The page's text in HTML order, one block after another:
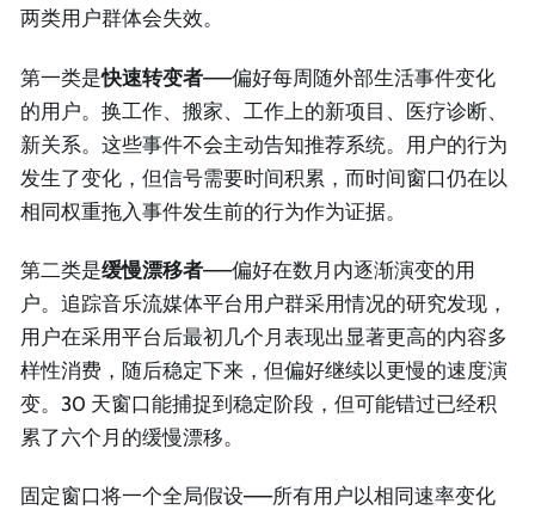
两类用户群体会失效。
第一类是快速转变者——偏好每周随外部生活事件变化
的用户。换工作、搬家、工作上的新项目、医疗诊断、
新关系。这些事件不会主动告知推荐系统。用户的行为
发生了变化，但信号需要时间积累，而时间窗口仍在以
相同权重拖入事件发生前的行为作为证据。
第二类是缓慢漂移者——偏好在数月内逐渐演变的用
户。追踪音乐流媒体平台用户群采用情况的研究发现，
用户在采用平台后最初几个月表现出显著更高的内容多
样性消费，随后稳定下来，但偏好继续以更慢的速度演
变。30 天窗口能捕捉到稳定阶段，但可能错过已经积
累了六个月的缓慢漂移。
固定窗口将一个全局假设——所有用户以相同速率变化